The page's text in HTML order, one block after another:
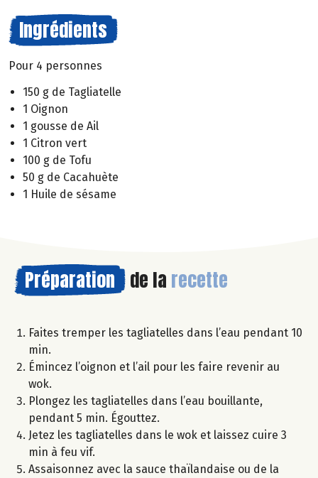
Ingrédients
Pour 4 personnes
150 g de Tagliatelle
1 Oignon
1 gousse de Ail
1 Citron vert
100 g de Tofu
50 g de Cacahuète
1 Huile de sésame
Préparation de la recette
Faites tremper les tagliatelles dans l’eau pendant 10
min.
Émincez l’oignon et l’ail pour les faire revenir au
wok.
Plongez les tagliatelles dans l’eau bouillante,
pendant 5 min. Égouttez.
Jetez les tagliatelles dans le wok et laissez cuire 3
min à feu vif.
Assaisonnez avec la sauce thaïlandaise ou de la